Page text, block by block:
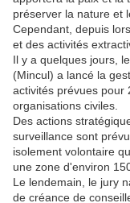
préserver la nature et
Cependant, depuis
et des activités
Il y a quelques jours,
(Mincul) a lancé la
activités prévues pour
organisations civiles.
Des actions
surveillance sont
isolement volontaire
une zone d'environ
Le lendemain, le jury
de créance de